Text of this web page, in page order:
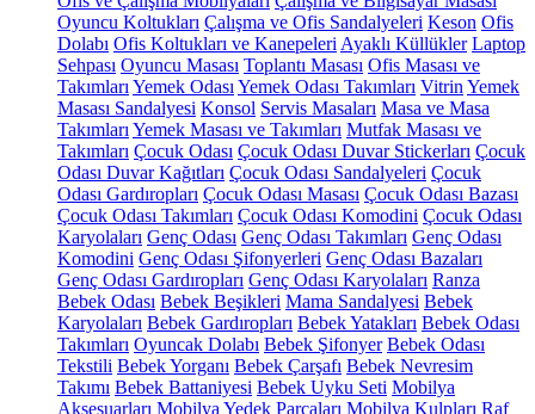
Oyuncu Koltukları Çalışma ve Ofis Sandalyeleri Keson Ofis
Dolabı Ofis Koltukları ve Kanepeleri Ayaklı Küllükler Laptop
Sehpası Oyuncu Masası Toplantı Masası Ofis Masası ve
Takımları Yemek Odası Yemek Odası Takımları Vitrin Yemek
Masası Sandalyesi Konsol Servis Masaları Masa ve Masa
Takımları Yemek Masası ve Takımları Mutfak Masası ve
Takımları Çocuk Odası Çocuk Odası Duvar Stickerları Çocuk
Odası Duvar Kağıtları Çocuk Odası Sandalyeleri Çocuk
Odası Gardıropları Çocuk Odası Masası Çocuk Odası Bazası
Çocuk Odası Takımları Çocuk Odası Komodini Çocuk Odası
Karyolaları Genç Odası Genç Odası Takımları Genç Odası
Komodini Genç Odası Şifonyerleri Genç Odası Bazaları
Genç Odası Gardıropları Genç Odası Karyolaları Ranza
Bebek Odası Bebek Beşikleri Mama Sandalyesi Bebek
Karyolaları Bebek Gardıropları Bebek Yatakları Bebek Odası
Takımları Oyuncak Dolabı Bebek Şifonyer Bebek Odası
Tekstili Bebek Yorganı Bebek Çarşafı Bebek Nevresim
Takımı Bebek Battaniyesi Bebek Uyku Seti Mobilya
Aksesuarları Mobilya Yedek Parçaları Mobilya Kulpları Raf